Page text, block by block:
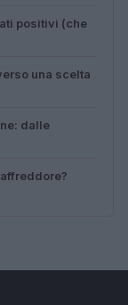
positivi (che
una scelta
dalle